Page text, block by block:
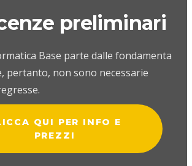
preliminari
Base parte dalle fondamenta
pertanto, non sono necessarie
QUI PER INFO E
PREZZI